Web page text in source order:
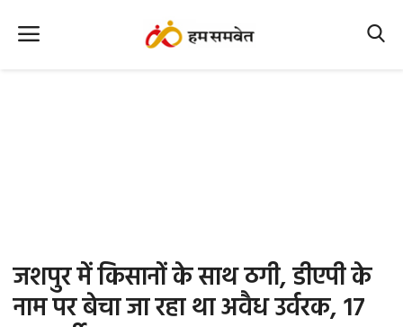
Office Office
जशपुर में किसानों के साथ ठगी, डीएपी के
नाम पर बेचा जा रहा था अवैध उर्वरक, 17